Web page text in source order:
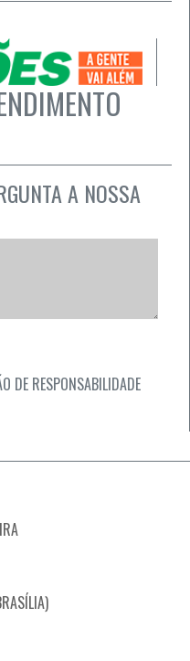
A NOSSA
DE RESPONSABILIDADE